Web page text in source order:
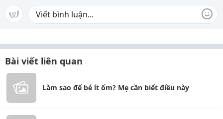
Bài viết liên quan
Làm sao để bé ít ốm? Mẹ cần biết điều này